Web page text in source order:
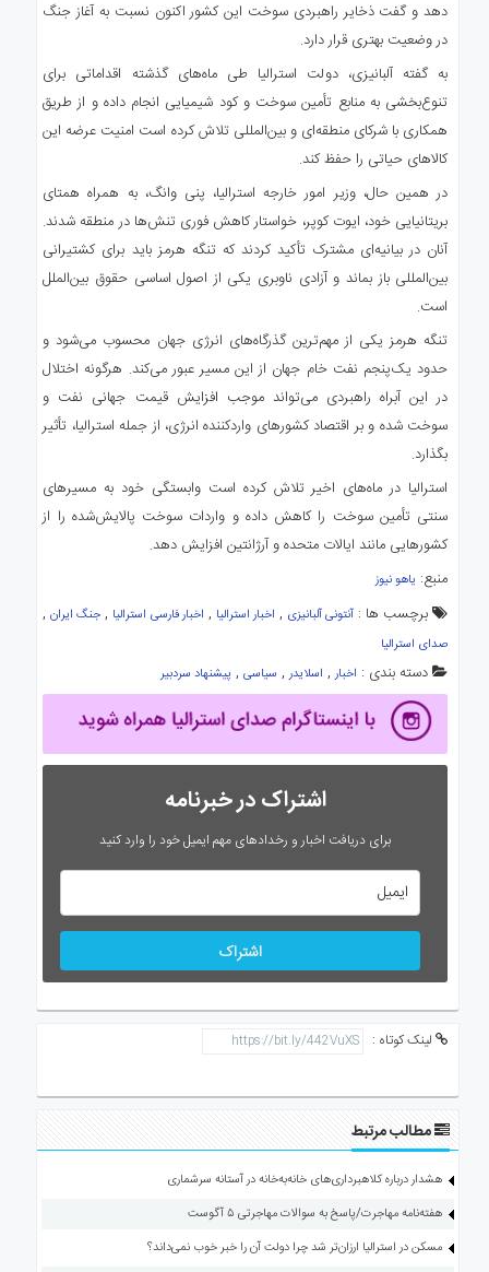
دهد و گفت ذخایر راهبردی سوخت این کشور اکنون نسبت به آغاز جنگ
در وضعیت بهتری قرار دارد.
به گفته آلبانیزی، دولت استرالیا طی ماه‌های گذشته اقداماتی برای
تنوع‌بخشی به منابع تأمین سوخت و کود شیمیایی انجام داده و از طریق
همکاری با شرکای منطقه‌ای و بین‌المللی تلاش کرده است امنیت عرضه این
کالاهای حیاتی را حفظ کند.
در همین حال، وزیر امور خارجه استرالیا، پنی وانگ، به همراه همتای
بریتانیایی خود، ایوت کوپر، خواستار کاهش فوری تنش‌ها در منطقه شدند.
آنان در بیانیه‌ای مشترک تأکید کردند که تنگه هرمز باید برای کشتیرانی
بین‌المللی باز بماند و آزادی ناوبری یکی از اصول اساسی حقوق بین‌الملل
است.
تنگه هرمز یکی از مهم‌ترین گذرگاه‌های انرژی جهان محسوب می‌شود و
حدود یک‌پنجم نفت خام جهان از این مسیر عبور می‌کند. هرگونه اختلال
در این آبراه راهبردی می‌تواند موجب افزایش قیمت جهانی نفت و
سوخت شده و بر اقتصاد کشورهای واردکننده انرژی، از جمله استرالیا، تأثیر
بگذارد.
استرالیا در ماه‌های اخیر تلاش کرده است وابستگی خود به مسیرهای
سنتی تأمین سوخت را کاهش داده و واردات سوخت پالایش‌شده را از
کشورهایی مانند ایالات متحده و آرژانتین افزایش دهد.
منبع: یاهو نیوز
برچسب ها :آنتونی آلبانیزی , اخبار استرالیا , اخبار فارسی استرالیا , جنگ ایران,
صدای استرالیا
دسته بندی : اخبار, اسلایدر, سیاسی, پیشنهاد سردبیر
اشتراک در خبرنامه
برای دریافت اخبار و رخدادهای مهم ایمیل خود را وارد کنید
اشتراک
لینک کوتاه :
مطالب مرتبط
هشدار درباره کلاهبرداری‌های خانه‌به‌خانه در آستانه سرشماری
هفته‌نامه مهاجرت/پاسخ به سوالات مهاجرتی ۵ آگوست
مسکن در استرالیا ارزان‌تر شد چرا دولت آن را خبر خوب نمی‌داند؟